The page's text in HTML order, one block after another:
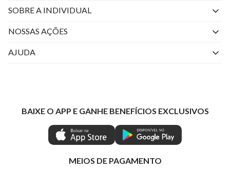
SOBRE A INDIVIDUAL
Quem Somos
Painel de Privacidade
Gestão de Preferências
NOSSAS AÇÕES
Livelo
IND CASHBACK
AJUDA
Trocas e Devoluções
Regulamentos
Seja Um Revendedor
Shop by WhatsApp Individual
BAIXE O APP E GANHE BENEFÍCIOS EXCLUSIVOS
MEIOS DE PAGAMENTO